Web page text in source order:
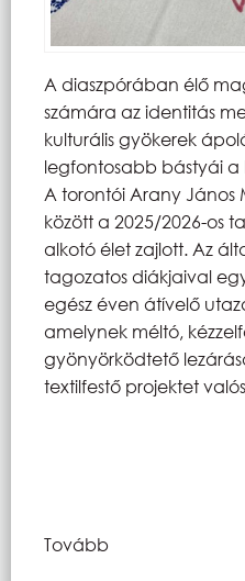
A diaszpórában élő
számára az identitás
kulturális gyökerek
legfontosabb bástyái
A torontói Arany János
között a 2025/2026-os
alkotó élet zajlott. Az
tagozatos diákjaival
egész éven átívelő
amelynek méltó,
gyönyörködtető
textilfestő projektet
Tovább